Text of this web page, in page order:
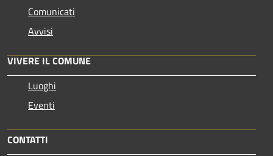
Comunicati
Avvisi
VIVERE IL COMUNE
Luoghi
Eventi
CONTATTI